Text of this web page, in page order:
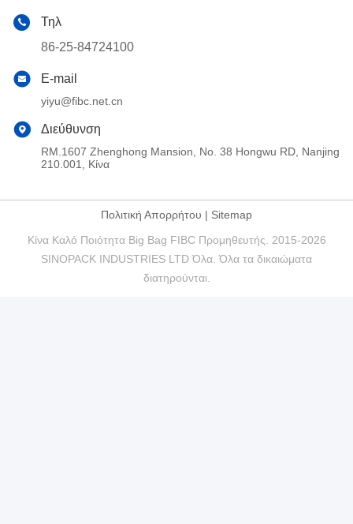
Τηλ
86-25-84724100
E-mail
yiyu@fibc.net.cn
Διεύθυνση
RM.1607 Zhenghong Mansion, No. 38 Hongwu RD, Nanjing
210.001, Κίνα
Πολιτική Απορρήτου | Sitemap
Κίνα Καλό Ποιότητα Big Bag FIBC Προμηθευτής. 2015-2026
SINOPACK INDUSTRIES LTD Όλα. Όλα τα δικαιώματα
διατηρούνται.